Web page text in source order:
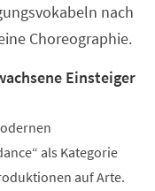
nach
Choreographie.
Einsteiger
als Kategorie
auf Arte.